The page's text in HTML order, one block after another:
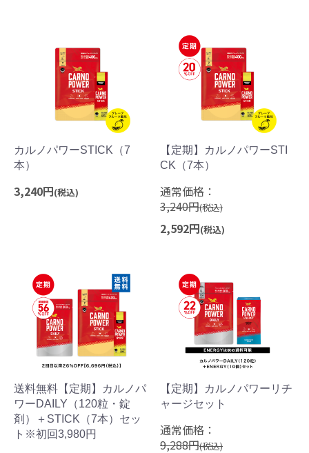
カルノパワーSTICK（7
本）
3,240円(税込)
【定期】カルノパワーSTI
CK（7本）
通常価格：
3,240円(税込)
2,592円(税込)
送料無料【定期】カルノパ
ワーDAILY（120粒・錠
剤）＋STICK（7本）セッ
ト※初回3,980円
【定期】カルノパワーリチ
ャージセット
通常価格：
9,288円(税込)